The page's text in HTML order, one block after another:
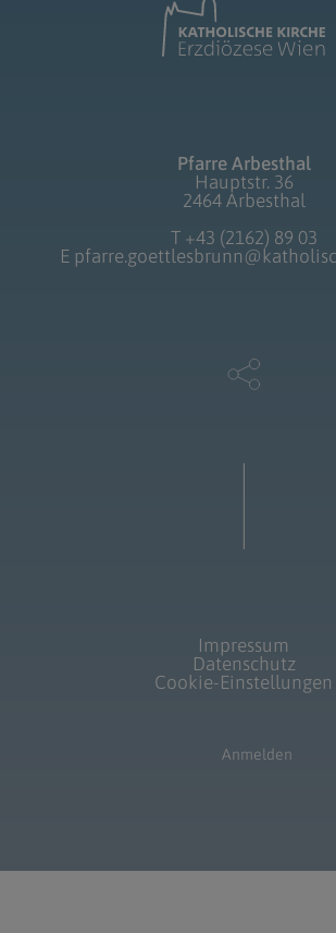
Pfarre Arbesthal
Hauptstr. 36
2464 Arbesthal
T +43 (2162) 89 03
E
Impressum
Datenschutz
Cookie-Einstellungen
Anmelden